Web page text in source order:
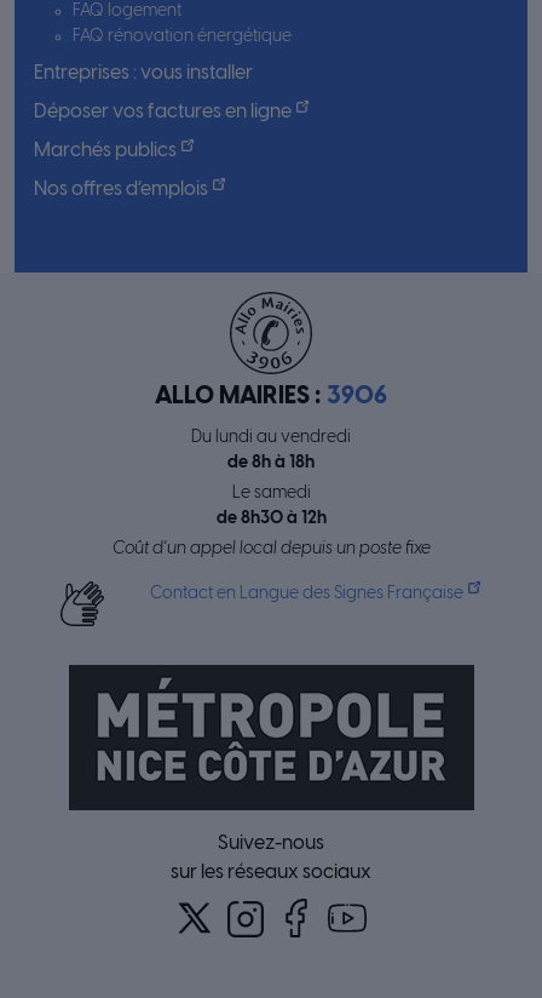
FAQ logement
FAQ rénovation énergétique
Entreprises : vous installer
Déposer vos factures en ligne
Marchés publics
Nos offres d’emplois
ALLO MAIRIES : 3906
Du lundi au vendredi
de 8h à 18h
Le samedi
de 8h30 à 12h
Coût d’un appel local depuis un poste fixe
Contact en Langue des Signes Française
Suivez-nous
sur les réseaux sociaux